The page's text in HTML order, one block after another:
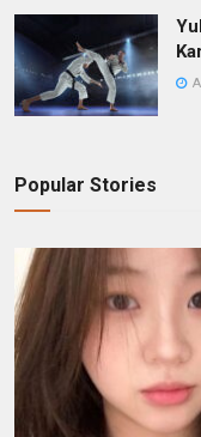
Popular Stories